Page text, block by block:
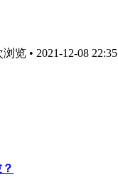
览 • 2021-12-08 22:35